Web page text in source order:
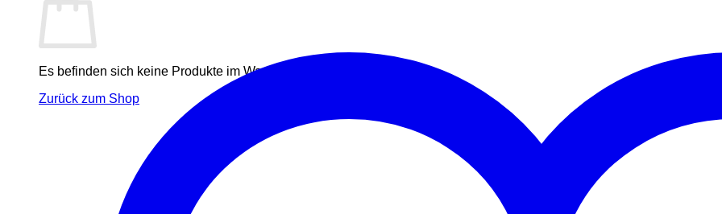
Es befinden sich keine Produkte im Warenkorb.
Zurück zum Shop